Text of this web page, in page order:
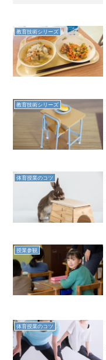
教育技術シリーズ
教育技術シリーズ
体育授業のコツ
授業参観
体育授業のコツ